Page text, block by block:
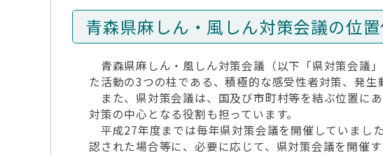
青森県麻しん・風しん対策会議の位
青森県麻しん・風しん対策会議（以下「県対策会議
た活動の3つの柱である、積極的な感受性者対策、発
また、県対策会議は、国及び市町村等を結ぶ位置に
対策の中心となる役割も担っています。
平成27年度までは毎年県対策会議を開催していまし
認された場合等に、必要に応じて、県対策会議を開催す